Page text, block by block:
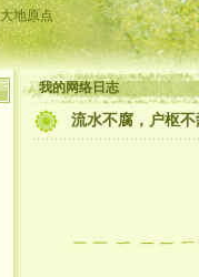
大地原点
我的网络日志
流水不腐，户枢不